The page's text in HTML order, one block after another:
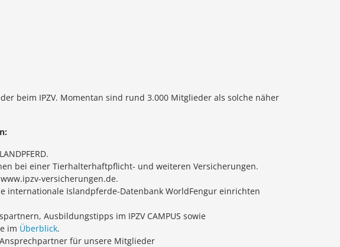
beim IPZV. Momentan sind rund 3.000 Mitglieder als solche näher
bei einer Tierhalterhaftpflicht- und weiteren Versicherungen.
versicherungen.de.
internationale Islandpferde-Datenbank WorldFengur einrichten
Ausbildungstipps im IPZV CAMPUS sowie
im Überblick.
für unsere Mitglieder